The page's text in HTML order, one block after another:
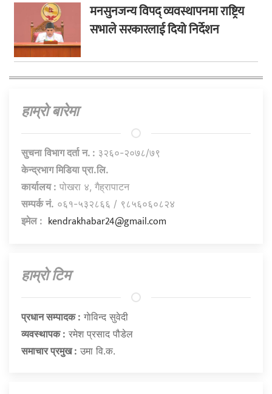
मनसुनजन्य विपद् व्यवस्थापनमा राष्ट्रिय
सभाले सरकारलाई दियो निर्देशन
हाम्राे बारेमा
सुचना विभाग दर्ता न. : ३२६०-२०७८/७९
केन्द्रभाग मिडिया प्रा.लि.
कार्यालय : पोखरा ४, गैह्रापाटन
सम्पर्क नं. ०६१-५३२८६६ / ९८५६०६०८२४
इमेल : kendrakhabar24@gmail.com
हाम्राे टिम
प्रधान सम्पादक : गाेविन्द सुवेदी
व्यवस्थापक : रमेश प्रसाद पौडेल
समाचार प्रमुख : उमा वि.क.